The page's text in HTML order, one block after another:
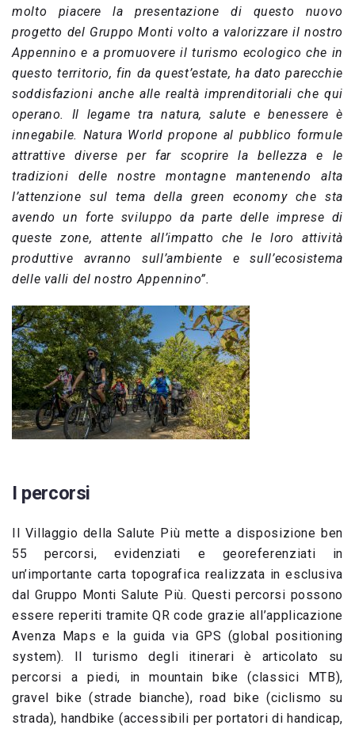
molto piacere la presentazione di questo nuovo
progetto del Gruppo Monti volto a valorizzare il nostro
Appennino e a promuovere il turismo ecologico che in
questo territorio, fin da quest’estate, ha dato parecchie
soddisfazioni anche alle realtà imprenditoriali che qui
operano. Il legame tra natura, salute e benessere è
innegabile. Natura World propone al pubblico formule
attrattive diverse per far scoprire la bellezza e le
tradizioni delle nostre montagne mantenendo alta
l’attenzione sul tema della green economy che sta
avendo un forte sviluppo da parte delle imprese di
queste zone, attente all’impatto che le loro attività
produttive avranno sull’ambiente e sull’ecosistema
delle valli del nostro Appennino”.
I percorsi
Il Villaggio della Salute Più mette a disposizione ben
55 percorsi, evidenziati e georeferenziati in
un’importante carta topografica realizzata in esclusiva
dal Gruppo Monti Salute Più. Questi percorsi possono
essere reperiti tramite QR code grazie all’applicazione
Avenza Maps e la guida via GPS (global positioning
system). Il turismo degli itinerari è articolato su
percorsi a piedi, in mountain bike (classici MTB),
gravel bike (strade bianche), road bike (ciclismo su
strada), handbike (accessibili per portatori di handicap,